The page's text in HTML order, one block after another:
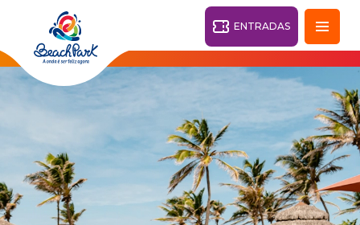
PARQUES
CENTROS TURÍSTICOS
Fortaleza - CE 28°
ENTRADAS
Volver